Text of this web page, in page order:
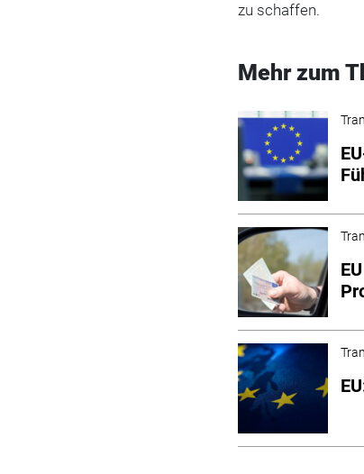
zu schaffen.
Mehr zum